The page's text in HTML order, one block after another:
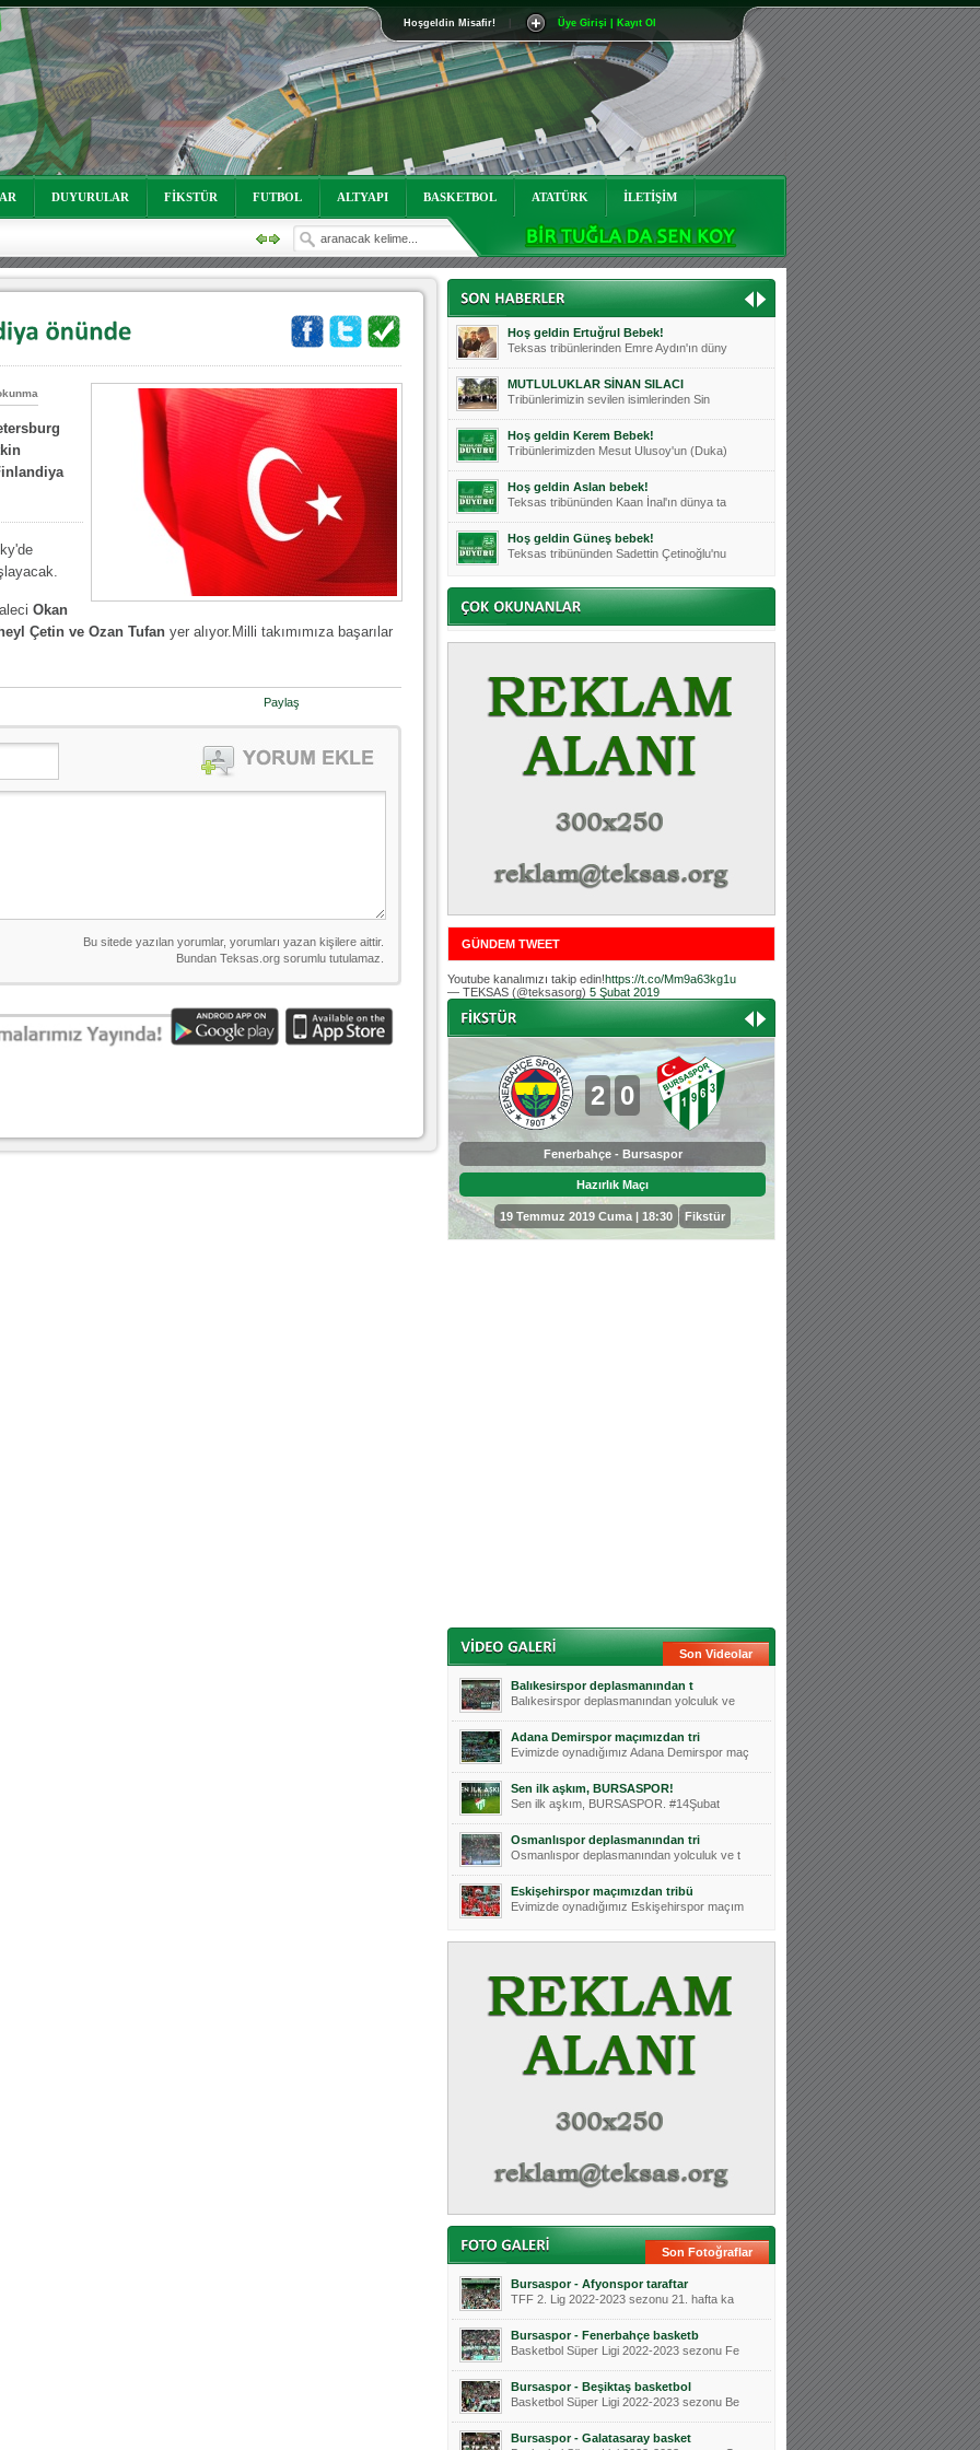
Hoşgeldin Misafir! Üye Girişi | Kayıt Ol
DUYURULAR FİKSTÜR FUTBOL ALTYAPI BASKETBOL ATATÜRK İLETİŞİM
Okan
Çetin ve Ozan Tufan yer alıyor.Milli takımımıza başarılar
Paylaş
Mutluluklar Ceyhun Tetik
Teksas tribünlerinin sevilen isimlerinde
Bursasporumuzun önü açılsın is
Teksaslı Bursasporlular Derneği Başkanı
Hoş geldin Alaz Bebek!
Teksas.org sistem yöneticisi, ekibimizin
Hoş geldin Göktuğ Bebek!
Teksas.org ekibimizden ve tribünlerimizi
Hoş geldin Kadir Kağan Bebek!
Teksas tribünlerinden Basri İleri'nin dü
Hoş geldin Ertuğrul Bebek!
Teksas tribünlerinden Emre Aydın'ın düny
MUTLULUKLAR SİNAN SILACI
Tribünlerimizin sevilen isimlerinden Sin
Hoş geldin Kerem Bebek!
Tribünlerimizden Mesut Ulusoy'un (Duka)
Hoş geldin Aslan bebek!
Teksas tribününden Kaan İnal'ın dünya ta
Hoş geldin Güneş bebek!
Teksas tribününden Sadettin Çetinoğlu'nu
Mutluluklar Ceyhun Tetik
Teksas tribünlerinin sevilen isimlerinde
Bursasporumuzun önü açılsın is
Hoş geldin Alaz Bebek!
Teksas.org sistem yöneticisi, ekibimizin
Hoş geldin Göktuğ Bebek!
Teksas.org ekibimizden ve tribünlerimizi
Teksas tribünlerinden Basri İleri'nin dü
Hoş geldin Kerem Bebek!
Tribünlerimizden Mesut Ulusoy'un (Duka)
Hoş geldin Aslan bebek!
Teksas tribününden Kaan İnal'ın dünya ta
Hoş geldin Güneş bebek!
Teksas tribününden Sadettin Çetinoğlu'nu
GÜNDEM TWEET
Youtube kanalımızı takip edin!https://t.co/Mm9a63kg1u
— TEKSAS (@teksasorg) 5 Şubat 2019
Bursaspor - Altınordu
2 0
Fenerbahçe - Bursaspor
Hazırlık Maçı
19 Temmuz 2019 Cuma | 18:30 Fikstür
0 3
Bursaspor - Sepahan
Hazırlık Maçı
25 Temmuz 2019 Perşembe |
Son Videolar
Balıkesirspor deplasmanından t
Balıkesirspor deplasmanından yolculuk ve
Adana Demirspor maçımızdan tri
Evimizde oynadığımız Adana Demirspor maç
Sen ilk aşkım, BURSASPOR!
Sen ilk aşkım, BURSASPOR. #14Şubat
Osmanlıspor deplasmanından tri
Osmanlıspor deplasmanından yolculuk ve t
Eskişehirspor maçımızdan tribü
Evimizde oynadığımız Eskişehirspor maçım
Son Fotoğraflar
Bursaspor - Afyonspor taraftar
TFF 2. Lig 2022-2023 sezonu 21. hafta ka
Bursaspor - Fenerbahçe basketb
Basketbol Süper Ligi 2022-2023 sezonu Fe
Bursaspor - Beşiktaş basketbol
Basketbol Süper Ligi 2022-2023 sezonu Be
Bursaspor - Galatasaray basket